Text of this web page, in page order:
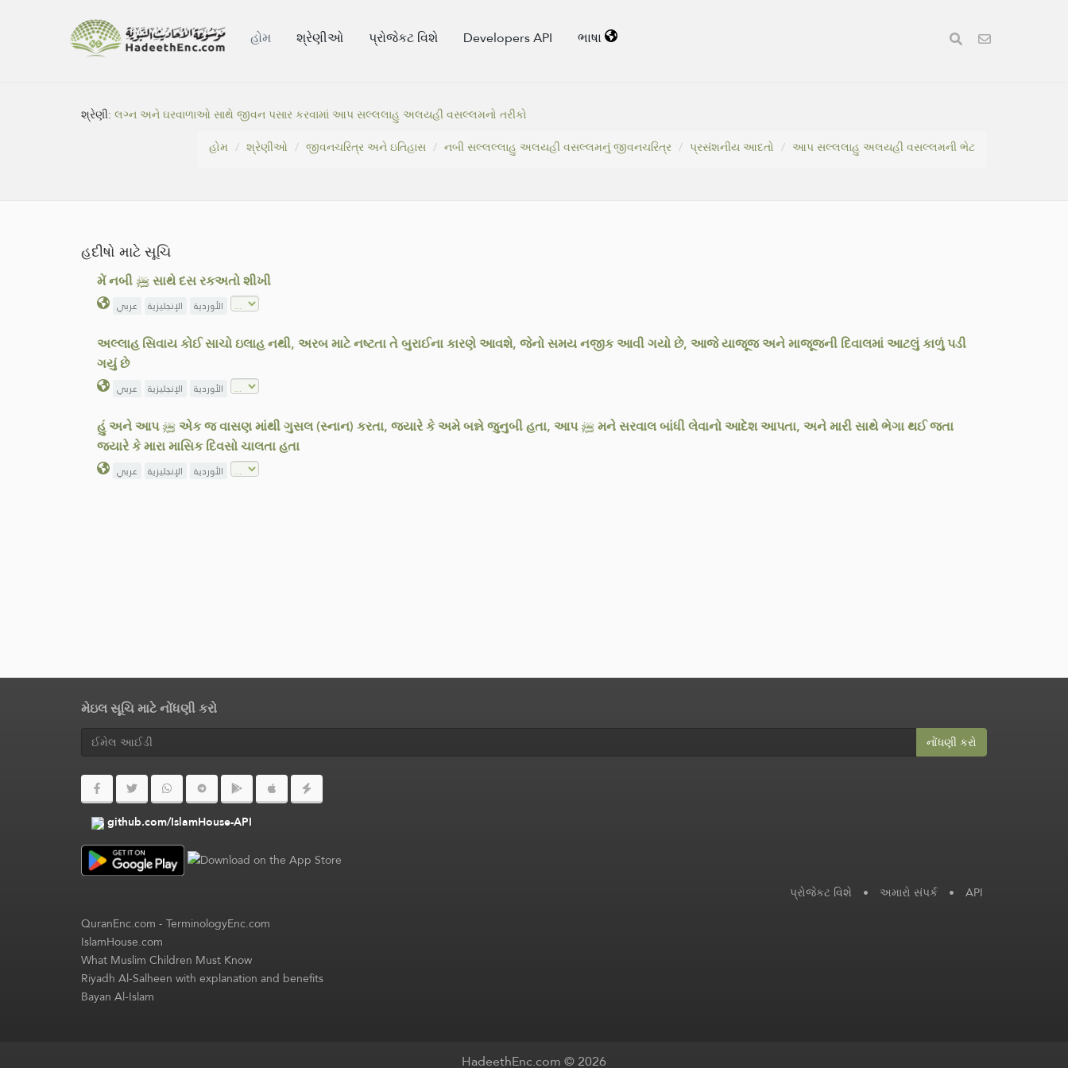
હોમ શ્રેણીઓ પ્રોજેકટ વિશે Developers API ભાષા
શ્રેણી:લગ્ન અને ઘરવાળાઓ સાથે જીવન પસાર કરવામાં આપ સલ્લલાહુ અલયહી વસલ્લમનો તરીકો
હોમ
શ્રેણીઓ જીવનચરિત્ર અને ઇતિહાસ નબી સલ્લલ્લાહુ અલયહી વસલ્લમનું જીવનચરિત્ર પ્રસંશનીય આદતો આપ સલ્લલાહુ અલયહી વસલ્લમની ભેટ
હદીષો માટે સૂચિ
મેં નબી ﷺ સાથે દસ રકઅતો શીખી
عربي الإنجليزية الأوردية
અલ્લાહ સિવાય કોઈ સાચો ઇલાહ નથી, અરબ માટે નષ્ટતા તે બુરાઈના કારણે આવશે, જેનો સમય નજીક આવી ગયો છે, આજે યાજૂજ અને માજૂજની દિવાલમાં આટલું કાળું પડી
ગયું છે
عربي الإنجليزية الأوردية
હું અને આપ ﷺ એક જ વાસણ માંથી ગુસલ (સ્નાન) કરતા, જ્યારે કે અમે બન્ને જુનુબી હતા, આપ ﷺ મને સરવાલ બાંધી લેવાનો આદેશ આપતા, અને મારી સાથે ભેગા થઈ જતા
જ્યારે કે મારા માસિક દિવસો ચાલતા હતા
عربي الإنجليزية الأوردية
મેઇલ સૂચિ માટે નોંધણી કરો
નોંધણી કરો
github.com/IslamHouse-API
પ્રોજેકટ વિશે • અમારો સંપર્ક • API
QuranEnc.com-TerminologyEnc.com
IslamHouse.com
What Muslim Children Must Know
Riyadh Al-Salheen with explanation and benefits
Bayan Al-Islam
HadeethEnc.com © 2026